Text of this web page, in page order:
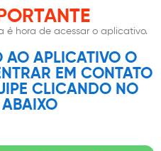
é hora de acessar o aplicativo.
AO APLICATIVO O
EM CONTATO
CLICANDO NO
ABAIXO